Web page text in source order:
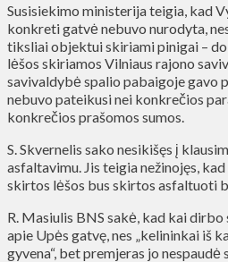
Susisiekimo ministerija teigia, kad
konkreti gatvė nebuvo nurodyta,
tiksliai objektui skiriami pinigai –
lėšos skiriamos Vilniaus rajono
savivaldybė spalio pabaigoje gavo
nebuvo pateikusi nei konkrečios
konkrečios prašomos sumos.
S. Skvernelis sako nesikišęs į
asfaltavimu. Jis teigia nežinojęs,
skirtos lėšos bus skirtos asfaltuoti
R. Masiulis BNS sakė, kad kai
apie Upės gatvę, nes „kelininkai iš
gyvena“, bet premjeras jo